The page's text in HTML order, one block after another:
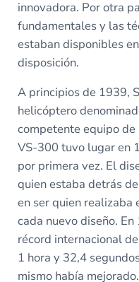
innovadora. Por otra
fundamentales y las
estaban disponibles
disposición.
A principios de 1939,
helicóptero
competente equipo
VS-300 tuvo lugar en
por primera vez. El
quien estaba detrás
en ser quien
cada nuevo diseño.
récord internacional
1 hora y 32,4
mismo había mejorado.